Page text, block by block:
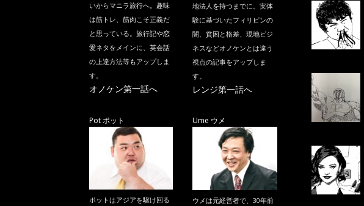
いからマニラ旅行へ。趣味
は筋トレ、筋肉こそ正義だ
と思っている。旅行記や恋
愛ネタをメインに、英会話
の上達方法等もアップしま
す。
オノケン第一話へ
地法人を持つまでに。実体
験に基づいたフィリピンの
闇、貧困と格差、現地ビジ
ネスなどオノケンとは違う
視点の記事をアップしま
す。
レンジ第一話へ
Pot ポット
ポットはアジアを駆け回る
Ume ウメ
ウメは元経営者で、30年前